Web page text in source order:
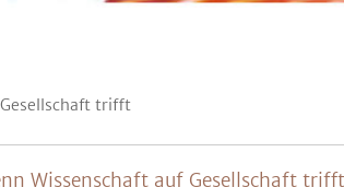
Gesellschaft trifft
Wissenschaft auf Gesellschaft